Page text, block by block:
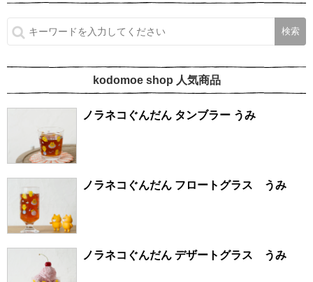
kodomoe shop 人気商品
ノラネコぐんだん タンブラー うみ
ノラネコぐんだん フロートグラス うみ
ノラネコぐんだん デザートグラス うみ